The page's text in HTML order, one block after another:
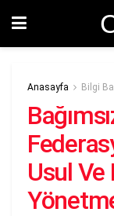
Anasayfa Bilgi
Usul Ve